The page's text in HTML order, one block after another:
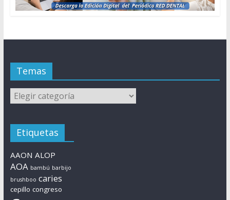
Temas
Temas
Etiquetas
AAON ALOP
AOA bambú barbijo
brushboo caries
cepillo congreso